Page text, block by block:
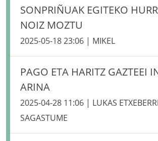
SONPRIÑUAK EGITEKO
NOIZ MOZTU
2025-05-18 23:06 | MIKEL
PAGO ETA HARITZ GAZTEEI
ARINA
2025-04-28 11:06 | LUKAS
SAGASTUME